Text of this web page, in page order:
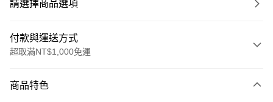
請選擇商品選項
付款與運送方式
超取滿NT$1,000免運
信用卡一次付款
商品特色